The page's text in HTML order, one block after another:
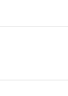
변경 사항에 동의